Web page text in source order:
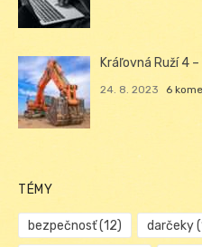
Kráľovná Ruží 4
24. 8. 2023 6
TÉMY
bezpečnosť(12) darčeky